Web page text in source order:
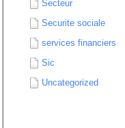
Secteur
Securite sociale
services financiers
Sic
Uncategorized